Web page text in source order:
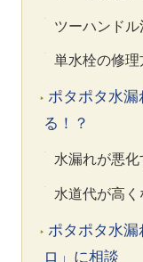
ツーハンド
単水栓の修理
ポタポタ水
る！？
水漏れが悪化
水道代が高く
ポタポタ水
ロ」に相談